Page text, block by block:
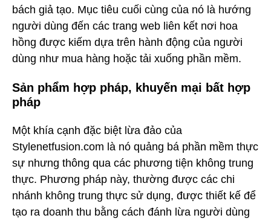
bách giả tạo. Mục tiêu cuối cùng của nó là hướng
người dùng đến các trang web liên kết nơi hoa
hồng được kiếm dựa trên hành động của người
dùng như mua hàng hoặc tải xuống phần mềm.
Sản phẩm hợp pháp, khuyến mại bất hợp
pháp
Một khía cạnh đặc biệt lừa đảo của
Stylenetfusion.com là nó quảng bá phần mềm thực
sự nhưng thông qua các phương tiện không trung
thực. Phương pháp này, thường được các chi
nhánh không trung thực sử dụng, được thiết kế để
tạo ra doanh thu bằng cách đánh lừa người dùng